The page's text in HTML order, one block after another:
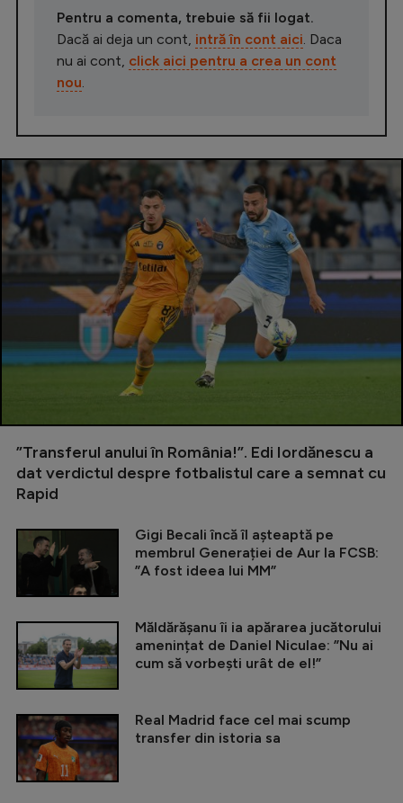
Pentru a comenta, trebuie să fii logat.
Dacă ai deja un cont, intră în cont aici . Daca
nu ai cont, click aici pentru a crea un cont
nou
”Transferul anului în România!”. Edi Iordănescu a
dat verdictul despre fotbalistul care a semnat cu
Rapid
Gigi Becali încă îl așteaptă pe
membrul Generației de Aur la FCSB:
”A fost ideea lui MM”
Măldărășanu îi ia apărarea jucătorului
amenințat de Daniel Niculae: ”Nu ai
cum să vorbești urât de el!”
Real Madrid face cel mai scump
transfer din istoria sa